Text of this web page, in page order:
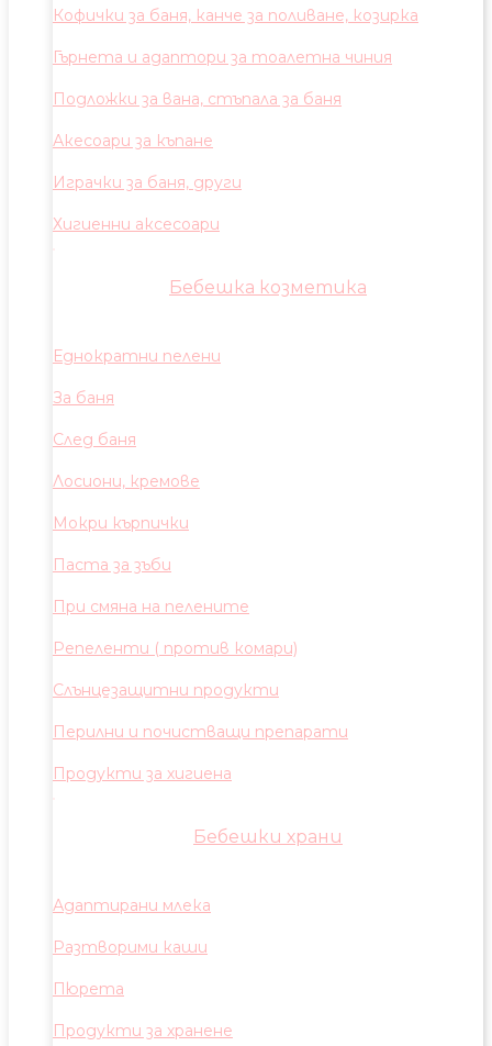
Кофички за баня, канче за поливане, козирка
Гърнета и адаптори за тоалетна чиния
Подложки за вана, стъпала за баня
Акесоари за къпане
Играчки за баня, други
Хигиенни аксесоари
Бебешка козметика
Еднократни пелени
За баня
След баня
Лосиони, кремове
Мокри кърпички
Паста за зъби
При смяна на пелените
Репеленти ( против комари)
Слънцезащитни продукти
Перилни и почистващи препарати
Продукти за хигиена
Бебешки храни
Адаптирани млека
Разтворими каши
Пюрета
Продукти за хранене